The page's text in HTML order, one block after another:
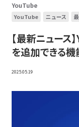
YouTube
YouTube ニュース
【最新ニュース
を追加できる機
2025.05.19